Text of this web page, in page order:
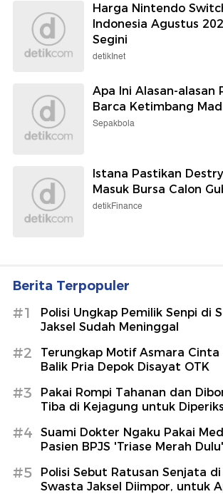
Harga Nintendo
Indonesia Agustus
Segini
detikInet
Apa Ini Alasan-alasan
Barca Ketimbang
Sepakbola
Istana Pastikan
Masuk Bursa Calon
detikFinance
Berita Terpopuler
#1
Polisi Ungkap Pemilik Senpi di
Jaksel Sudah Meninggal
#2
Terungkap Motif Asmara
Balik Pria Depok Disayat OTK
#3
Pakai Rompi Tahanan dan
Tiba di Kejagung untuk
#4
Suami Dokter Ngaku Pakai
Pasien BPJS 'Triase Merah Dulu'
#5
Polisi Sebut Ratusan Senjata di
Swasta Jaksel Diimpor, untuk